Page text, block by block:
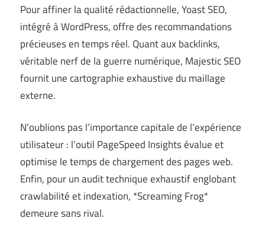
Pour affiner la qualité rédactionnelle, Yoast SEO,
intégré à WordPress, offre des recommandations
précieuses en temps réel. Quant aux backlinks,
véritable nerf de la guerre numérique, Majestic SEO
fournit une cartographie exhaustive du maillage
externe.
N’oublions pas l’importance capitale de l’expérience
utilisateur : l’outil PageSpeed Insights évalue et
optimise le temps de chargement des pages web.
Enfin, pour un audit technique exhaustif englobant
crawlabilité et indexation, *Screaming Frog*
demeure sans rival.